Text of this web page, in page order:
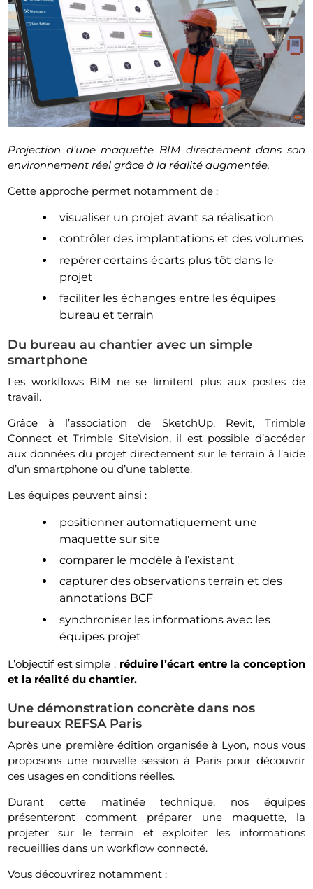
Projection d’une maquette BIM directement dans son
environnement réel grâce à la réalité augmentée.
Cette approche permet notamment de :
visualiser un projet avant sa réalisation
contrôler des implantations et des volumes
repérer certains écarts plus tôt dans le
projet
faciliter les échanges entre les équipes
bureau et terrain
Du bureau au chantier avec un simple
smartphone
Les workflows BIM ne se limitent plus aux postes de
travail.
Grâce à l’association de SketchUp, Revit, Trimble
Connect et Trimble SiteVision, il est possible d’accéder
aux données du projet directement sur le terrain à l’aide
d’un smartphone ou d’une tablette.
Les équipes peuvent ainsi :
positionner automatiquement une
maquette sur site
comparer le modèle à l’existant
capturer des observations terrain et des
annotations BCF
synchroniser les informations avec les
équipes projet
L’objectif est simple : réduire l’écart entre la conception
et la réalité du chantier.
Une démonstration concrète dans nos
bureaux REFSA Paris
Après une première édition organisée à Lyon, nous vous
proposons une nouvelle session à Paris pour découvrir
ces usages en conditions réelles.
Durant cette matinée technique, nos équipes
présenteront comment préparer une maquette, la
projeter sur le terrain et exploiter les informations
recueillies dans un workflow connecté.
Vous découvrirez notamment :